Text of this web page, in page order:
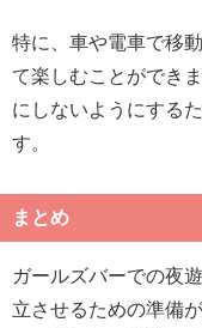
特に、車や電車で移
て楽しむことができ
にしないようにする
す。
まとめ
ガールズバーでの夜
立させるための準備